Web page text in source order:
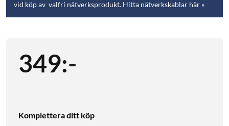
vid köp av valfri nätverksprodukt. Hitta nätverkskablar här »
349:-
Komplettera ditt köp